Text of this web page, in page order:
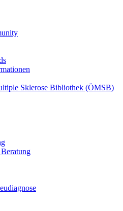
Sklerose Bibliothek (ÖMSB)